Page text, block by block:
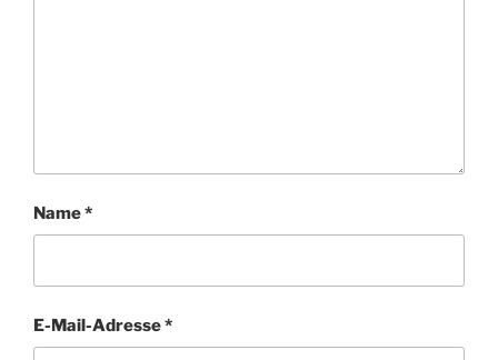
Name*
E-Mail-Adresse*